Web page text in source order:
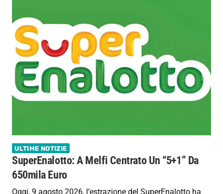
ULTIME NOTIZIE
SuperEnalotto: A Melfi Centrato Un “5+1” Da
650mila Euro
Oggi, 9 agosto 2026, l’estrazione del SuperEnalotto ha